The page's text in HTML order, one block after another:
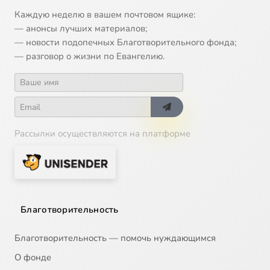
Каждую неделю в вашем почтовом ящике:
— анонсы лучших материалов;
— новости подопечных Благотворительного фонда;
— разговор о жизни по Евангелию.
Рассылки осуществляются на платформе
Благотворительность
Благотворительность — помочь нуждающимся
О фонде